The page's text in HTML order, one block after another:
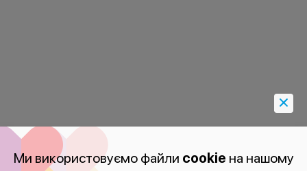
Ми використовуємо файли cookie на нашому